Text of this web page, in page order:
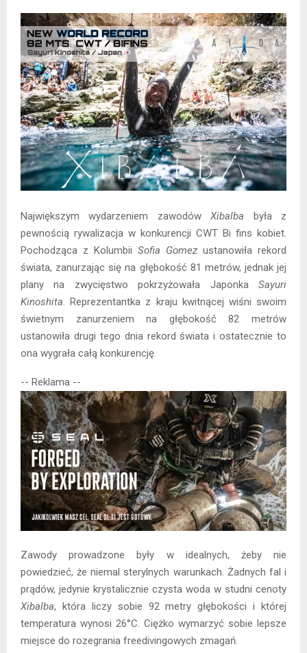
Największym wydarzeniem zawodówXibalba była z
pewnością rywalizacja w konkurencji CWT Bi fins kobiet.
Pochodząca z Kolumbii Sofia Gomez ustanowiła rekord
świata, zanurzając się na głębokość 81 metrów, jednak jej
plany na zwycięstwo pokrzyżowała Japonka Sayuri
Kinoshita. Reprezentantka z kraju kwitnącej wiśni swoim
świetnym zanurzeniem na głębokość 82 metrów
ustanowiła drugi tego dnia rekord świata i ostatecznie to
ona wygrała całą konkurencję.
-- Reklama --
Zawody prowadzone były w idealnych, żeby nie
powiedzieć, że niemal sterylnych warunkach. Żadnych fal i
prądów, jedynie krystalicznie czysta woda w studni cenoty
Xibalba, która liczy sobie 92 metry głębokości i której
temperatura wynosi 26°C. Ciężko wymarzyć sobie lepsze
miejsce do rozegrania freedivingowych zmagań.